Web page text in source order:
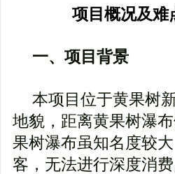
项目概况及难
一、项目背景
本项目位于黄果树
地貌，距离黄果树瀑
果树瀑布虽知名度较
客，无法进行深度消费